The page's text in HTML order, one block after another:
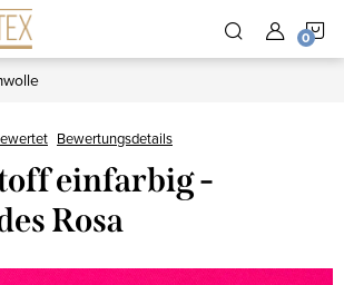
Bewertungsdetails
einfarbig -
Rosa